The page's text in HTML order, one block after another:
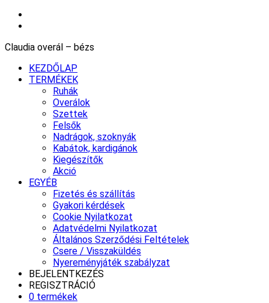
Claudia overál – bézs
KEZDŐLAP
TERMÉKEK
Ruhák
Overálok
Szettek
Felsők
Nadrágok, szoknyák
Kabátok, kardigánok
Kiegészítők
Akció
EGYÉB
Fizetés és szállítás
Gyakori kérdések
Cookie Nyilatkozat
Adatvédelmi Nyilatkozat
Általános Szerződési Feltételek
Csere / Visszaküldés
Nyereményjáték szabályzat
BEJELENTKEZÉS
REGISZTRÁCIÓ
0 termékek